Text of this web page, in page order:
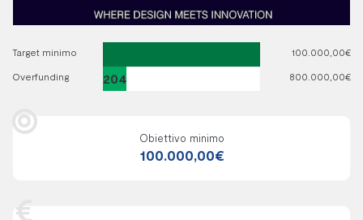
Target minimo 100.000,00€
Overfunding
204
800.000,00€
Obiettivo minimo
100.000,00€